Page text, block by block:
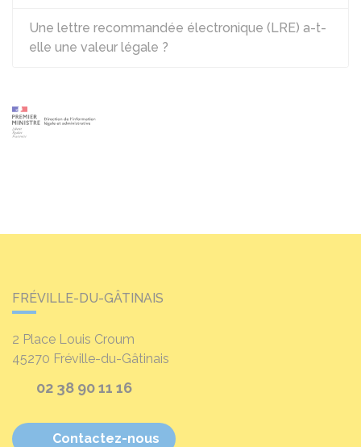
Une lettre recommandée électronique (LRE) a-t-
elle une valeur légale ?
FRÉVILLE-DU-GÂTINAIS
2 Place Louis Croum
45270 Fréville-du-Gâtinais
02 38 90 11 16
Contactez-nous